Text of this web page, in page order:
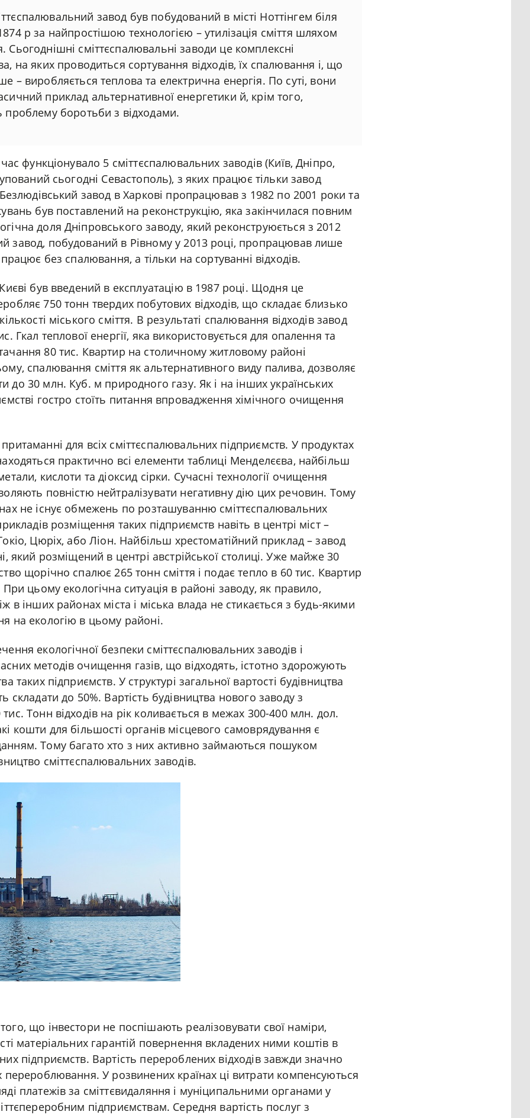
завод був побудований в місті Ноттінгем біля
р за найпростішою технологією – утилізація сміття шляхом
Сьогоднішні сміттєспалювальні заводи це комплексні
на яких проводиться сортування відходів, їх спалювання і, що
– виробляється теплова та електрична енергія. По суті, вони
приклад альтернативної енергетики й, крім того,
проблему боротьби з відходами.
функціонувало 5 сміттєспалювальних заводів (Київ, Дніпро,
сьогодні Севастополь), з яких працює тільки завод
Безлюдівський завод в Харкові пропрацював з 1982 по 2001 роки та
був поставлений на реконструкцію, яка закінчилася повним
доля Дніпровського заводу, який реконструюється з 2012
завод, побудований в Рівному у 2013 році, пропрацював лише
працює без спалювання, а тільки на сортуванні відходів.
був введений в експлуатацію в 1987 році. Щодня це
750 тонн твердих побутових відходів, що складає близько
міського сміття. В результаті спалювання відходів завод
Гкал теплової енергії, яка використовується для опалення та
80 тис. Квартир на столичному житловому районі
спалювання сміття як альтернативного виду палива, дозволяє
до 30 млн. Куб. м природного газу. Як і на інших українських
гостро стоїть питання впровадження хімічного очищення
для всіх сміттєспалювальних підприємств. У продуктах
практично всі елементи таблиці Менделєєва, найбільш
кислоти та діоксид сірки. Сучасні технології очищення
повністю нейтралізувати негативну дію цих речовин. Тому
не існує обмежень по розташуванню сміттєспалювальних
розміщення таких підприємств навіть в центрі міст –
Цюріх, або Ліон. Найбільш хрестоматійний приклад – завод
який розміщений в центрі австрійської столиці. Уже майже 30
щорічно спалює 265 тонн сміття і подає тепло в 60 тис. Квартир
цьому екологічна ситуація в районі заводу, як правило,
в інших районах міста і міська влада не стикається з будь-якими
на екологію в цьому районі.
екологічної безпеки сміттєспалювальних заводів і
методів очищення газів, що відходять, істотно здорожують
таких підприємств. У структурі загальної вартості будівництва
складати до 50%. Вартість будівництва нового заводу з
Тонн відходів на рік коливається в межах 300-400 млн. дол.
кошти для більшості органів місцевого самоврядування є
Тому багато хто з них активно займаються пошуком
сміттєспалювальних заводів.
що інвестори не поспішають реалізовувати свої наміри,
матеріальних гарантій повернення вкладених ними коштів в
підприємств. Вартість перероблених відходів завжди значно
перероблювання. У розвинених країнах ці витрати компенсуються
платежів за сміттєвидаляння і муніципальними органами у
підприємствам. Середня вартість послуг з